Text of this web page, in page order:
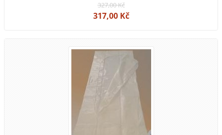
327,00 Kč
317,00 Kč